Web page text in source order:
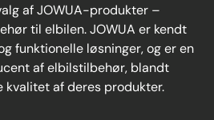
af JOWUA-produkter –
til elbilen. JOWUA er kendt
funktionelle løsninger, og er en
af elbilstilbehør, blandt
kvalitet af deres produkter.